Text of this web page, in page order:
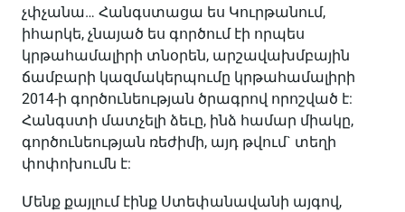
չփչանա… Հանգստացա ես Կուրթանում,
իհարկե, չնայած ես գործում էի որպես
կրթահամալիրի տնօրեն, արշավախմբային
ճամբարի կազմակերպումը կրթահամալիրի
2014-ի գործունեության ծրագրով որոշված ​​է:
Հանգստի մատչելի ձեւը, ինձ համար միակը,
գործունեության ռեժիմի, այդ թվում` տեղի
փոփոխումն է:
Մենք քայլում էինք Ստեփանավանի այգով,